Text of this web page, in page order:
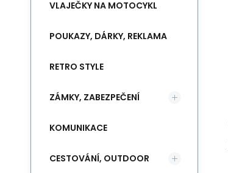
VLAJEČKY NA MOTOCYKL
POUKAZY, DÁRKY, REKLAMA
RETRO STYLE
ZÁMKY, ZABEZPEČENÍ
KOMUNIKACE
CESTOVÁNÍ, OUTDOOR